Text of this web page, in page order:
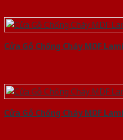
Cửa Gỗ Chống Cháy MDF
Cửa Gỗ Chống Cháy MDF